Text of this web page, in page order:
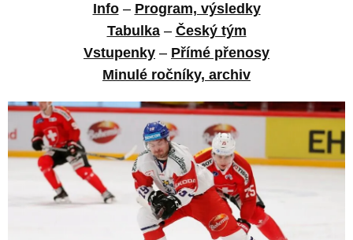
Info– Program, výsledky
Tabulka – Český tým
Vstupenky – Přímé přenosy
Minulé ročníky, archiv